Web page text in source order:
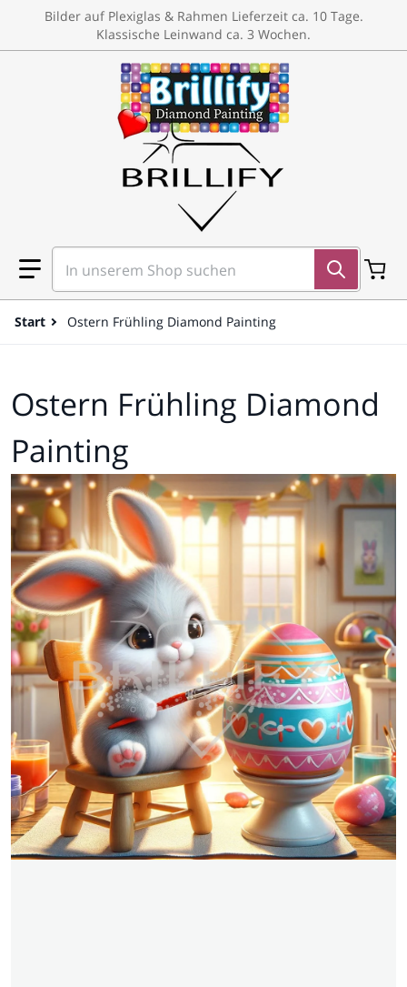
Inhalt springen
Bilder auf Plexiglas & Rahmen Lieferzeit ca. 10 Tage.
Klassische Leinwand ca. 3 Wochen.
Start Ostern Frühling Diamond Painting
Ostern Frühling Diamond
Painting